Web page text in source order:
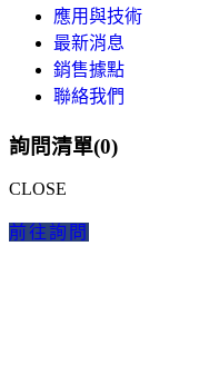
應用與技術
最新消息
銷售據點
聯絡我們
詢問清單(0)
CLOSE
前往詢問